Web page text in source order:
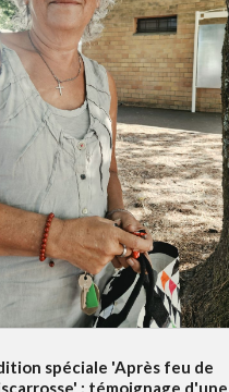
spéciale 'Après feu de
: témoignage d'une